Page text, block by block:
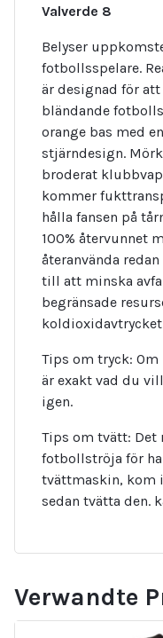
Valverde 8
Belyser
fotbollsspelare.
är designad för
bländande
orange bas med
stjärndesign.
broderat
kommer
hålla fansen på
100% återvunnet
återanvända
till att minska
begränsade
Tips om tryck:
är exakt vad du
igen.
Tips om tvätt: Det
fotbollströja för
tvättmaskin, kom
sedan tvätta den.
Verwandte